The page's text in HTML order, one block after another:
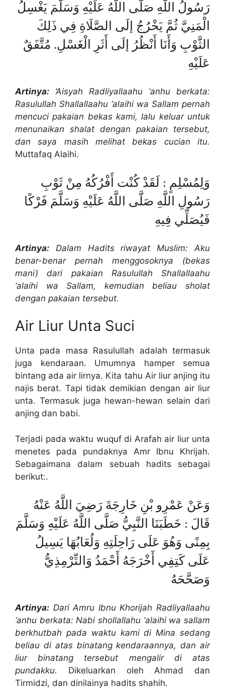
رَسُولُ اللَّهِ صَلَّى اللَّهُ عَلَيْهِ وَسَلَّمَ يَغْسِلُ
الْمَنِيَّ ثُمَّ يَخْرُجُ إلَى الصَّلَاةِ فِي ذَلِكَ
الثَّوْبِ وَأَنَا أَنْظُرُ إلَى أَثَرِ الْغَسْلِ. مُتَّفَقٌ
عَلَيْهِ
Artinya: ‘Aisyah Radliyallaahu ‘anhu berkata:
Rasulullah Shallallaahu ‘alaihi wa Sallam pernah
mencuci pakaian bekas kami, lalu keluar untuk
menunaikan shalat dengan pakaian tersebut,
dan saya masih melihat bekas cucian itu.
Muttafaq Alaihi.
وَلِمُسْلِمٍ : لَقَدْ كُنْت أَفْرُكُهُ مِنْ ثَوْبِ
رَسُولِ اللَّهِ صَلَّى اللَّهُ عَلَيْهِ وَسَلَّمَ فَرْكًا
فَيُصَلِّي فِيهِ
Artinya: Dalam Hadits riwayat Muslim: Aku
benar-benar pernah menggosoknya (bekas
mani) dari pakaian Rasulullah Shallallaahu
‘alaihi wa Sallam, kemudian beliau sholat
dengan pakaian tersebut.
Air Liur Unta Suci
Unta pada masa Rasulullah adalah termasuk
juga kendaraan. Umumnya hamper semua
bintang ada air lirnya. Kita tahu Air liur anjing itu
najis berat. Tapi tidak demikian dengan air liur
unta. Termasuk juga hewan-hewan selain dari
anjing dan babi.
Terjadi pada waktu wuquf di Arafah air liur unta
menetes pada pundaknya Amr Ibnu Khrijah.
Sebagaimana dalam sebuah hadits sebagai
berikut:.
وَعَنْ عَمْرِو بْنِ خَارِجَةَ رَضِيَ اللَّهُ عَنْهُ
قَالَ : خَطَبَنَا النَّبِيُّ صَلَّى اللَّهُ عَلَيْهِ وَسَلَّمَ
بِمِنًى وَهُوَ عَلَى رَاحِلَتِهِ وَلُعَابُهَا يَسِيلُ
عَلَى كَتِفِي أَخْرَجَهُ أَحْمَدُ وَالتِّرْمِذِيُّ
وَصَحَّحَهُ
Artinya: Dari Amru Ibnu Khorijah Radliyallaahu
‘anhu berkata: Nabi shollallahu ‘alaihi wa sallam
berkhutbah pada waktu kami di Mina sedang
beliau di atas binatang kendaraannya, dan air
liur binatang tersebut mengalir di atas
pundakku. Dikeluarkan oleh Ahmad dan
Tirmidzi, dan dinilainya hadits shahih.